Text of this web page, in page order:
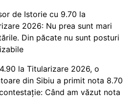
de Istorie cu 9.70 la
2026: Nu prea sunt mari
Din păcate nu sunt posturi
la Titularizare 2026, o
din Sibiu a primit nota 8.70
Când am văzut nota